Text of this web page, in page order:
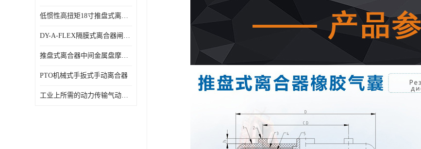
低惯性高扭矩18寸推盘式离合器中心盘齿盘W18-11-101
DY-A-FLEX隔膜式离合器闸瓦总成7015125A
推盘式离合器中间金属盘摩擦盘18寸
PTO机械式手扳式手动离合器
工业上所需的动力传输气动离合器WCB424